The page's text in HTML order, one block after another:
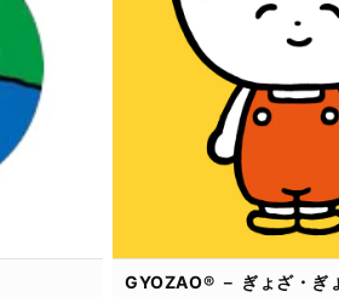
GYOZAO® － ぎょざ・ぎ